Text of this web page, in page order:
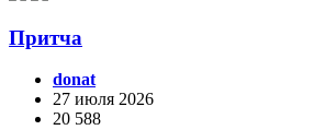
Притча
donat
27 июля 2026
20 588